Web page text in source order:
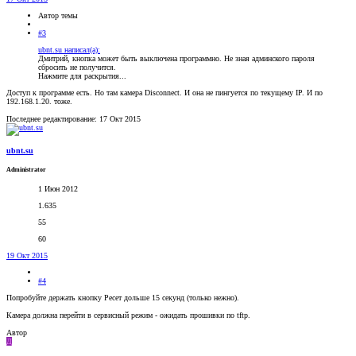
Автор темы
#3
ubnt.su написал(а):
Дмитрий, кнопка может быть выключена программно. Не зная админского пароля
сбросить не получится.
Нажмите для раскрытия...
Доступ к программе есть. Но там камера Disconnect. И она не пингуется по текущему IP. И по
192.168.1.20. тоже.
Последнее редактирование: 17 Окт 2015
ubnt.su
Administrator
1 Июн 2012
1.635
55
60
19 Окт 2015
#4
Попробуйте держать кнопку Ресет дольше 15 секунд (только нежно).
Камера должна перейти в сервисный режим - ожидать прошивки по tftp.
Автор
Д